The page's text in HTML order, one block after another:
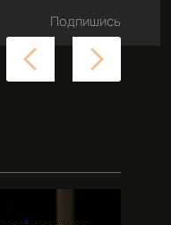
Previous
slide
Next
slide
Подпишись